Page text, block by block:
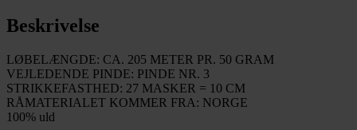
-
5845
Beskrivelse
LØBELÆNGDE: CA. 205 METER PR. 50 GRAM
VEJLEDENDE PINDE: PINDE NR. 3
STRIKKEFASTHED: 27 MASKER = 10 CM
RÅMATERIALET KOMMER FRA: NORGE
100% uld